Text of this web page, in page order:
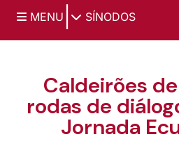
MENU SÍNODOS
Caldeirões
rodas de
Jornada